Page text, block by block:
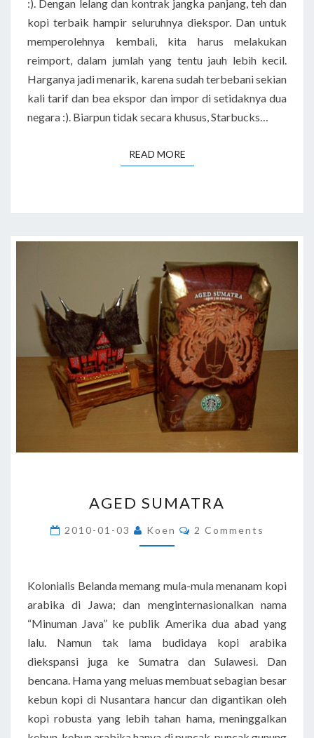
:). Dengan lelang dan kontrak jangka panjang, teh dan
kopi terbaik hampir seluruhnya diekspor. Dan untuk
memperolehnya kembali, kita harus melakukan
reimport, dalam jumlah yang tentu jauh lebih kecil.
Harganya jadi menarik, karena sudah terbebani sekian
kali tarif dan bea ekspor dan impor di setidaknya dua
negara :). Biarpun tidak secara khusus, Starbucks…
READ MOREREAD MORE
SUMATRA
AGED SUMATRA
2010-01-03 Koen Comments
2 Comments
Kolonialis Belanda memang mula-mula menanam kopi
arabika di Jawa; dan menginternasionalkan nama
“Minuman Java” ke publik Amerika dua abad yang
lalu. Namun tak lama budidaya kopi arabika
diekspansi juga ke Sumatra dan Sulawesi. Dan
bencana. Hama yang meluas membuat sebagian besar
kebun kopi di Nusantara hancur dan digantikan oleh
kopi robusta yang lebih tahan hama, meninggalkan